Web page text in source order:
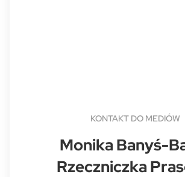
KONTAKT DO MEDIÓW
Monika Banyś-
Rzeczniczka